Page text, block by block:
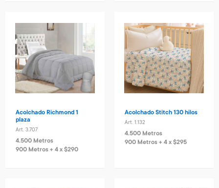
Acolchado Richmond 1
plaza
Art. 3.707
4.500 Metros
900 Metros + 4 x $290
Acolchado Stitch 130 hilos
Art. 1.132
4.500 Metros
900 Metros + 4 x $295